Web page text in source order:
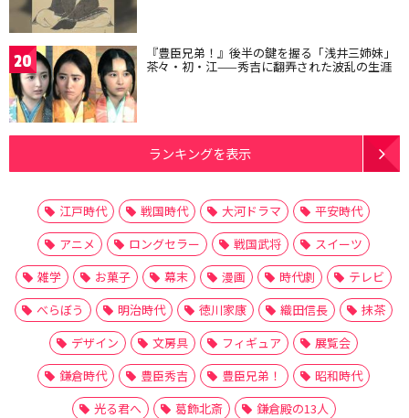
20 『豊臣兄弟！』後半の鍵を握る「浅井三姉妹」
茶々・初・江——秀吉に翻弄された波乱の生涯
ランキングを表示
江戸時代 戦国時代 大河ドラマ
平安時代
アニメ
ロングセラー 戦国武将
スイーツ
雑学
お菓子 幕末 漫画 時代劇
テレビ
べらぼう
明治時代 徳川家康 織田信長
抹茶
デザイン
文房具 フィギュア
展覧会
鎌倉時代
豊臣秀吉 豊臣兄弟！
昭和時代
光る君へ
葛飾北斎 鎌倉殿の13人